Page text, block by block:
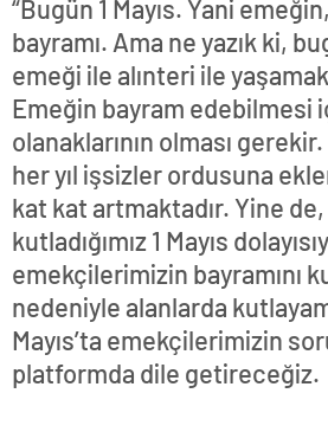
“Bugün 1 Mayıs. Yani
bayramı. Ama ne yazık ki,
emeği ile alınteri ile
Emeğin bayram edebilmesi
olanaklarının olması
her yıl işsizler ordusuna
kat kat artmaktadır. Yine
kutladığımız 1 Mayıs
emekçilerimizin bayramını
nedeniyle alanlarda
Mayıs’ta emekçilerimizin
platformda dile getireceğiz.